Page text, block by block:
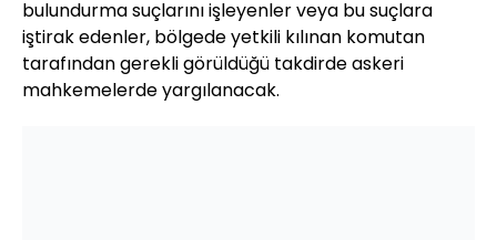
bulundurma suçlarını işleyenler veya bu suçlara
iştirak edenler, bölgede yetkili kılınan komutan
tarafından gerekli görüldüğü takdirde askeri
mahkemelerde yargılanacak.